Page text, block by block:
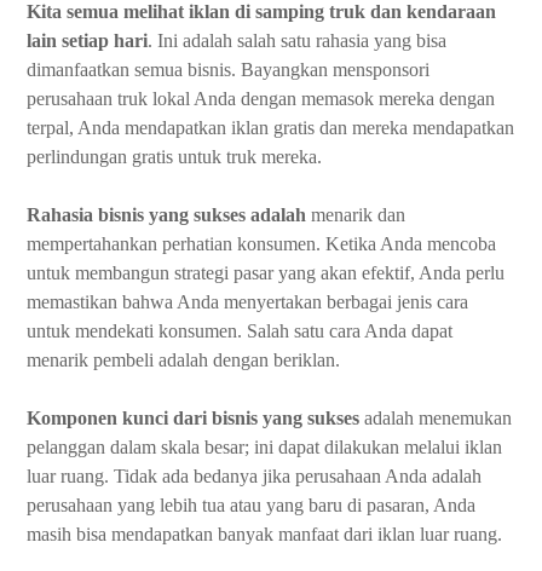
Kita semua melihat iklan di samping truk dan kendaraan
lain setiap hari. Ini adalah salah satu rahasia yang bisa
dimanfaatkan semua bisnis. Bayangkan mensponsori
perusahaan truk lokal Anda dengan memasok mereka dengan
terpal, Anda mendapatkan iklan gratis dan mereka mendapatkan
perlindungan gratis untuk truk mereka.
Rahasia bisnis yang sukses adalah menarik dan
mempertahankan perhatian konsumen. Ketika Anda mencoba
untuk membangun strategi pasar yang akan efektif, Anda perlu
memastikan bahwa Anda menyertakan berbagai jenis cara
untuk mendekati konsumen. Salah satu cara Anda dapat
menarik pembeli adalah dengan beriklan.
Komponen kunci dari bisnis yang sukses adalah menemukan
pelanggan dalam skala besar; ini dapat dilakukan melalui iklan
luar ruang. Tidak ada bedanya jika perusahaan Anda adalah
perusahaan yang lebih tua atau yang baru di pasaran, Anda
masih bisa mendapatkan banyak manfaat dari iklan luar ruang.